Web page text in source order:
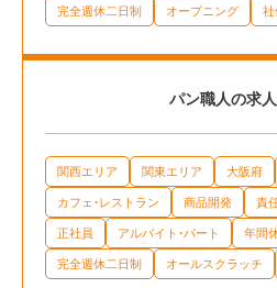
完全週休二日制 オープニング 社
パン職人の求
関西エリア 関東エリア 大阪府
カフェ・レストラン 商品開発 責
正社員 アルバイト・パート 年間
完全週休二日制 オールスクラッチ